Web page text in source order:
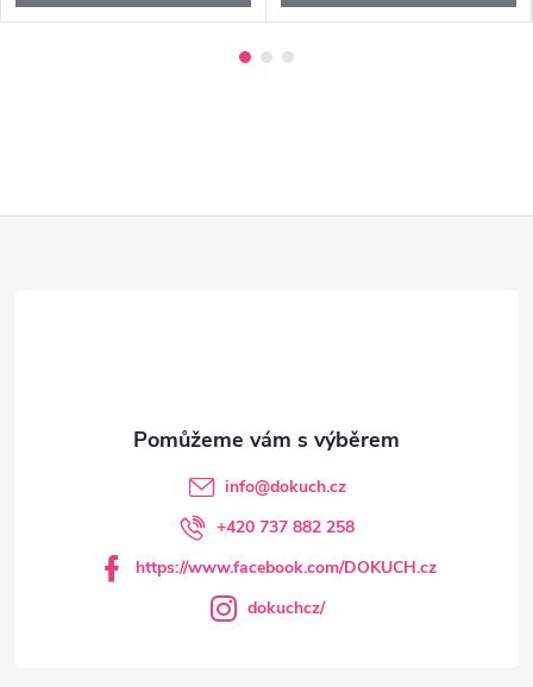
info@dokuch.cz
+420 737 882 258
https://www.facebook.com/DOKUCH.cz
dokuchcz/